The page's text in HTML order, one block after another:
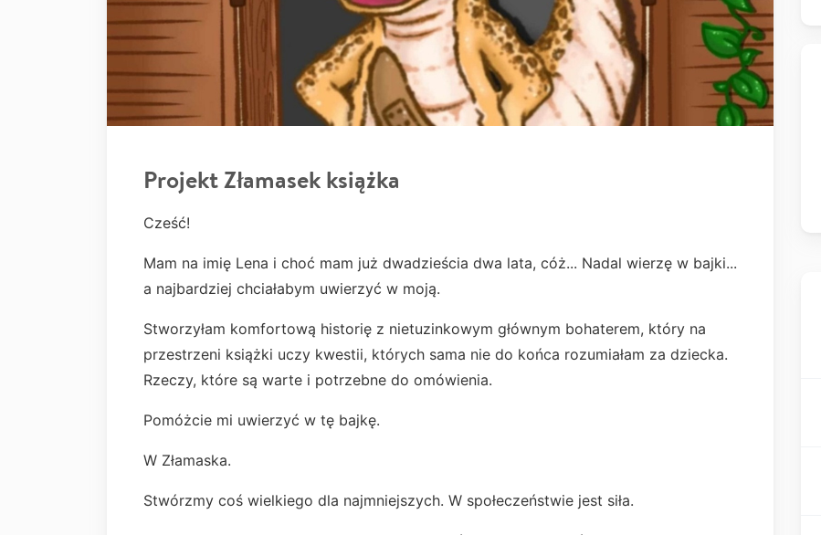
Projekt Złamasek książka
Cześć!
Mam na imię Lena i choć mam już dwadzieścia dwa lata, cóż... Nadal wierzę w bajki...
a najbardziej chciałabym uwierzyć w moją.
Stworzyłam komfortową historię z nietuzinkowym głównym bohaterem, który na
przestrzeni książki uczy kwestii, których sama nie do końca rozumiałam za dziecka.
Rzeczy, które są warte i potrzebne do omówienia.
Pomóżcie mi uwierzyć w tę bajkę.
W Złamaska.
Stwórzmy coś wielkiego dla najmniejszych. W społeczeństwie jest siła.